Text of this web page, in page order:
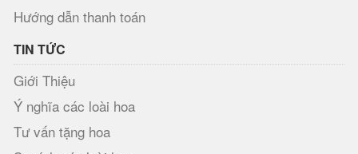
Hướng dẫn thanh toán
TIN TỨC
Giới Thiệu
Ý nghĩa các loài hoa
Tư vấn tặng hoa